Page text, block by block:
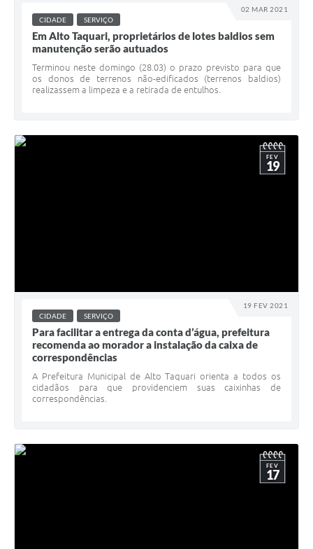
02 MAR 2021
CIDADE SERVIÇO
Em Alto Taquari, proprietários de lotes baldios sem
manutenção serão autuados
Terminou neste domingo (28.03) o prazo previsto para que
os donos de terrenos não-edificados (terrenos baldios)
realizassem a limpeza e a retirada de entulhos.
19 FEV 2021
FEV
19
CIDADE SERVIÇO
Para facilitar a entrega da conta d’água, prefeitura
recomenda ao morador a instalação da caixa de
correspondências
A Prefeitura Municipal de Alto Taquari orienta a todos os
cidadãos para que providenciem suas caixinhas de
correspondências.
FEV
17